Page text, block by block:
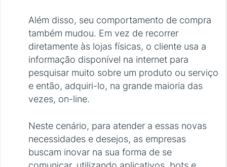
Além disso, seu comportamento de compra
também mudou. Em vez de recorrer
diretamente às lojas físicas, o cliente usa a
informação disponível na internet para
pesquisar muito sobre um produto ou serviço
e então, adquiri-lo, na grande maioria das
vezes, on-line.
Neste cenário, para atender a essas novas
necessidades e desejos, as empresas
buscam inovar na sua forma de se